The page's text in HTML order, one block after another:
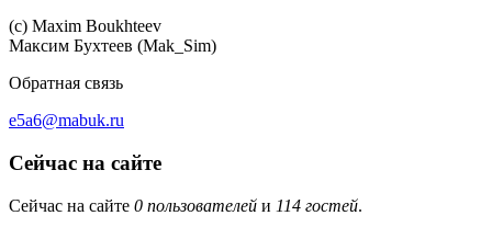
(c) Maхim Boukhteev
Максим Бухтеев (Mak_Sim)
Обратная связь
e5a6@mabuk.ru
Сейчас на сайте
Сейчас на сайте 0 пользователей и 114 гостей.